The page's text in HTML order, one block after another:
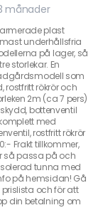
månader
plast
underhållsfria
på lager, så
storlekar. En
som
rostfritt rökrör och
2m (ca 7 pers)
bottenventil
med
rostfritt rökrör
Frakt tillkommer,
så passa på och
isolerad tunna med
på hemsidan! Gå
och för att
din betalning om